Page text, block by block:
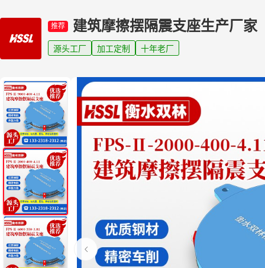
推荐 建筑摩擦摆隔震支座生产厂家
源头工厂 加工定制 十年老厂